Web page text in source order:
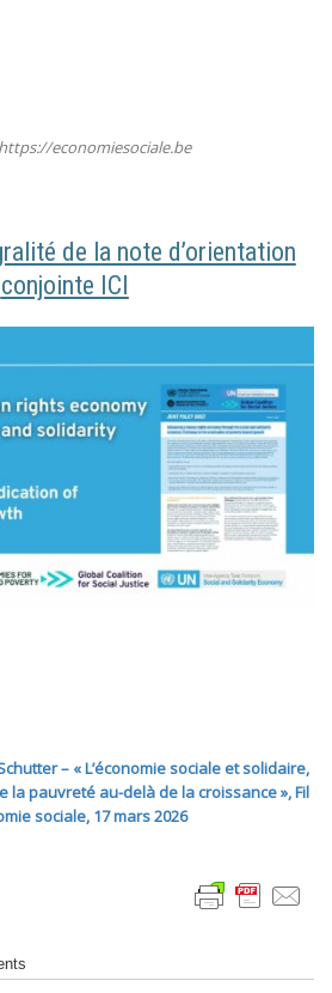
economiesociale.be
de la note d’orientation
conjointe ICI
– « L’économie sociale et solidaire,
la pauvreté au-delà de la croissance », Fil
sociale, 17 mars 2026